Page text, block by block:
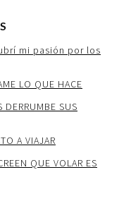
mi pasión por los
LO QUE HACE
SUS
A VIAJAR
QUE VOLAR ES